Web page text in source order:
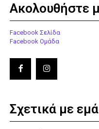
Ακολουθήστε
Facebook Σελίδα
Facebook Ομάδα
Σχετικά με